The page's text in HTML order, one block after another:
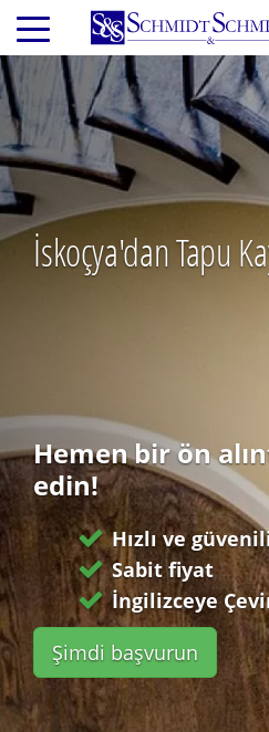
Ana
içeriğe
atla
İskoçya'dan Tapu
Hemen bir ön
edin!
Hızlı ve
Sabit fiyat
İngilizceye
Şimdi başvurun